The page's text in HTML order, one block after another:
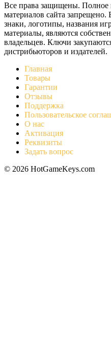
Все права защищены. Полное
материалов сайта
знаки, логотипы, названия
материалы, являются
владельцев. Ключи
дистрибьюторов и издателей.
Главная
Товары
Гарантии
Отзывы
Поддержка
Пользовательское
О нас
Активация
Реквизиты
Задать вопрос
© 2026 HotGameKeys.com